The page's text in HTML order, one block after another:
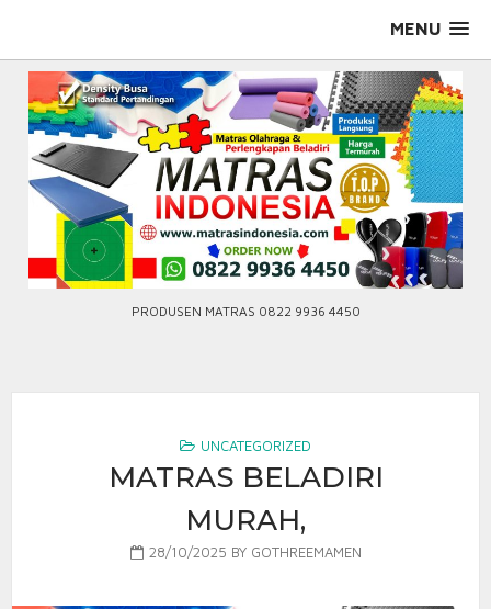
MENU
PRODUSEN MATRAS 0822 9936 4450
UNCATEGORIZED
MATRAS BELADIRI
MURAH,
28/10/2025 BY GOTHREEMAMEN